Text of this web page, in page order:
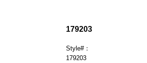
179203
Style#：
179203